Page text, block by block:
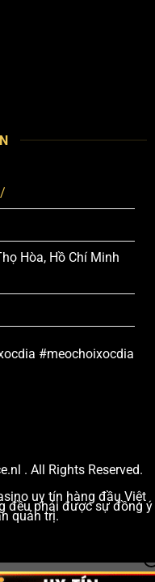
Hòa, Hồ Chí Minh
#meochoixocdia
. All Rights Reserved.
uy tín hàng đầu Việt
đều phải được sự đồng ý
quản trị.